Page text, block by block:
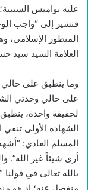
عليه نواميس
فتشير إلى “واجب
المنظور الإسلامي،
العلامة السيد سيد
وما ينطبق على حالي
على حالي وحدتي
لحقيقة واحدة،
الشهادة الأولى
المسلم العادي:
أرى شيئاً غير الله”.
بالله تعالى في قولنا